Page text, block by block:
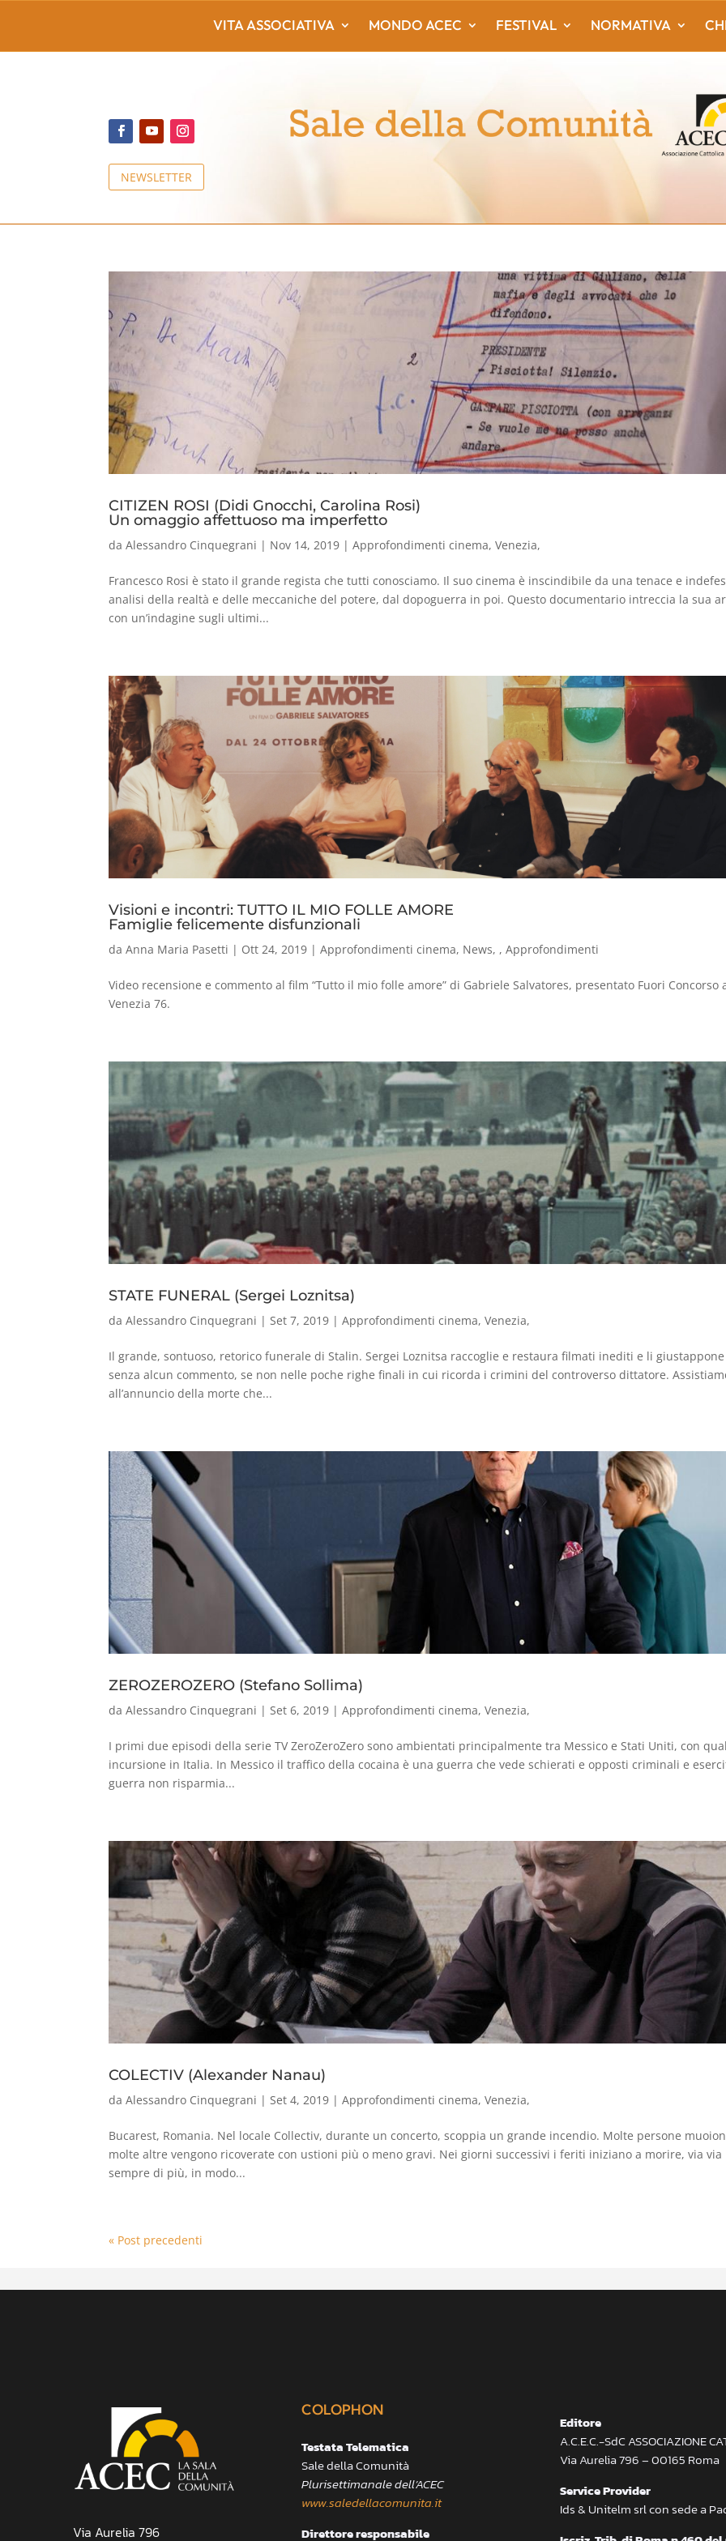
NEWSLETTER
VITA ASSOCIATIVA MONDO ACEC FESTIVAL NORMATIVA
CITIZEN ROSI (Didi Gnocchi, Carolina Rosi)
Un omaggio affettuoso ma imperfetto
daAlessandro Cinquegrani | Nov 14, 2019 |Approfondimenti cinema,Venezia,
Francesco Rosi è stato il grande regista che tutti conosciamo. Il suo cinema è inscindibile da una tenace e
analisi della realtà e delle meccaniche del potere, dal dopoguerra in poi. Questo documentario intreccia la sua
con un’indagine sugli ultimi...
Visioni e incontri: TUTTO IL MIO FOLLE AMORE
Famiglie felicemente disfunzionali
daAnna Maria Pasetti | Ott 24, 2019 |Approfondimenti cinema, News, ,Approfondimenti
Video recensione e commento al film “Tutto il mio folle amore” di Gabriele Salvatores, presentato Fuori Concorso
Venezia 76.
STATE FUNERAL (Sergei Loznitsa)
daAlessandro Cinquegrani | Set 7, 2019 |Approfondimenti cinema,Venezia,
Il grande, sontuoso, retorico funerale di Stalin. Sergei Loznitsa raccoglie e restaura filmati inediti e li giustappone
senza alcun commento, se non nelle poche righe finali in cui ricorda i crimini del controverso dittatore.
all’annuncio della morte che...
ZEROZEROZERO (Stefano Sollima)
daAlessandro Cinquegrani | Set 6, 2019 |Approfondimenti cinema,Venezia,
I primi due episodi della serie TV ZeroZeroZero sono ambientati principalmente tra Messico e Stati Uniti, con
incursione in Italia. In Messico il traffico della cocaina è una guerra che vede schierati e opposti criminali e
guerra non risparmia...
COLECTIV (Alexander Nanau)
daAlessandro Cinquegrani | Set 4, 2019 |Approfondimenti cinema,Venezia,
Bucarest, Romania. Nel locale Collectiv, durante un concerto, scoppia un grande incendio. Molte persone
molte altre vengono ricoverate con ustioni più o meno gravi. Nei giorni successivi i feriti iniziano a morire, via via
sempre di più, in modo...
« Post precedenti
Via Aurelia 796
COLOPHON
Testata Telematica
Sale della Comunità
Plurisettimanale dell’ACEC
www.saledellacomunita.it
Direttore responsabile
Editore
A.C.E.C.-SdC ASSOCIAZIONE
Via Aurelia 796 – 00165 Roma
Service Provider
Ids & Unitelm srl con sede a